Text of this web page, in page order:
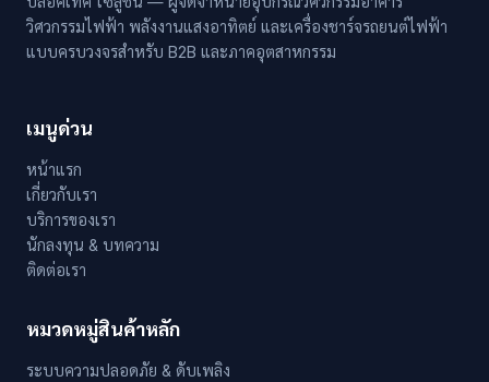
วิศวกรรมไฟฟ้า พลังงานแสงอาทิตย์ และเครื่องชาร์จรถยนต์ไฟฟ้า
แบบครบวงจรสำหรับ B2B และภาคอุตสาหกรรม
เมนูด่วน
หน้าแรก
เกี่ยวกับเรา
บริการของเรา
นักลงทุน & บทความ
ติดต่อเรา
หมวดหมู่สินค้าหลัก
ระบบความปลอดภัย & ดับเพลิง